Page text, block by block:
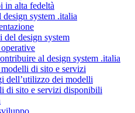
in alta fedeltà
system .italia
del design system
al design system .italia
di sito e servizi
dell’utilizzo dei modelli
di sito e servizi disponibili